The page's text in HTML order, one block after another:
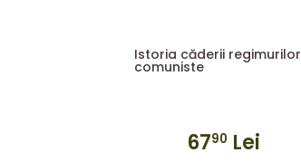
Istoria căderii regimurilor
comuniste
6790 Lei